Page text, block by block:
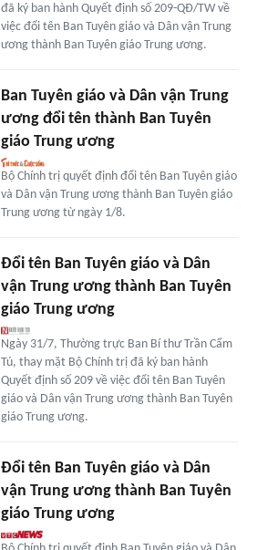
đã ký ban hành Quyết định số 209-QĐ/TW về
việc đổi tên Ban Tuyên giáo và Dân vận Trung
ương thành Ban Tuyên giáo Trung ương.
Ban Tuyên giáo và Dân vận Trung
ương đổi tên thành Ban Tuyên
giáo Trung ương
Bộ Chính trị quyết định đổi tên Ban Tuyên giáo
và Dân vận Trung ương thành Ban Tuyên giáo
Trung ương từ ngày 1/8.
Đổi tên Ban Tuyên giáo và Dân
vận Trung ương thành Ban Tuyên
giáo Trung ương
Ngày 31/7, Thường trực Ban Bí thư Trần Cẩm
Tú, thay mặt Bộ Chính trị đã ký ban hành
Quyết định số 209 về việc đổi tên Ban Tuyên
giáo và Dân vận Trung ương thành Ban Tuyên
giáo Trung ương.
Đổi tên Ban Tuyên giáo và Dân
vận Trung ương thành Ban Tuyên
giáo Trung ương